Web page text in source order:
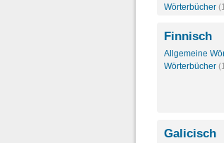
Wörterbücher
Finnisch
Allgemeine
Wörterbücher
Galicisch